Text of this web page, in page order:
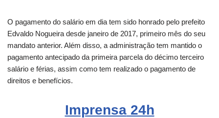
O pagamento do salário em dia tem sido honrado pelo prefeito
Edvaldo Nogueira desde janeiro de 2017, primeiro mês do seu
mandato anterior. Além disso, a administração tem mantido o
pagamento antecipado da primeira parcela do décimo terceiro
salário e férias, assim como tem realizado o pagamento de
direitos e benefícios.
Imprensa24h